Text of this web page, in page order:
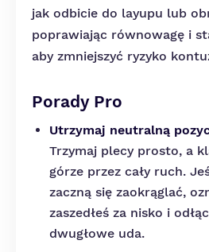
jak odbicie do layupu lub
poprawiając równowagę i
aby zmniejszyć ryzyko
Porady Pro
Utrzymaj neutralną
Trzymaj plecy prosto, a
górze przez cały ruch.
zaczną się zaokrąglać,
zaszedłeś za nisko i
dwugłowe uda.